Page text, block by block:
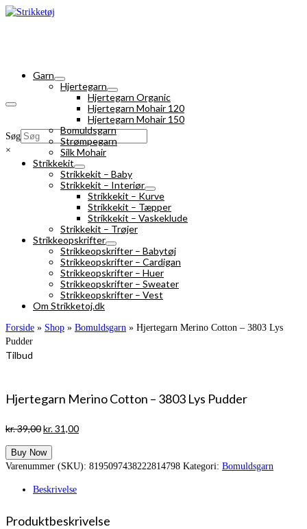
Søg
×
Garn
Hjertegarn
Hjertegarn Organic
Hjertegarn Mohair 120
Hjertegarn Mohair 150
Bomuldsgarn
Strømpegarn
Silk Mohair
Strikkekit
Strikkekit – Baby
Strikkekit – Interiør
Strikkekit – Kurve
Strikkekit – Tæpper
Strikkekit – Vaskeklude
Strikkekit – Trøjer
Strikkeopskrifter
Strikkeopskrifter – Babytøj
Strikkeopskrifter – Cardigan
Strikkeopskrifter – Huer
Strikkeopskrifter – Sweater
Strikkeopskrifter – Vest
Om Strikketoj.dk
Forside » Shop » Bomuldsgarn » Hjertegarn Merino Cotton – 3803 Lys
Pudder
Tilbud
Hjertegarn Merino Cotton – 3803 Lys Pudder
kr.39,00Den
pris
var:
kr.31,00Den
er:
Buy Now
Varenummer (SKU): 8195097438222814798 Kategori: Bomuldsgarn
Beskrivelse
Produktbeskrivelse